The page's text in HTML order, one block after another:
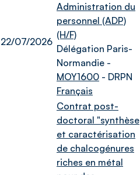
22/07/2026
Administration du
personnel (ADP)
(H/F)
Délégation Paris-
Normandie -
MOY1600 - DRPN
Français
Contrat post-
doctoral "synthèse
et caractérisation
de chalcogénures
riches en métal